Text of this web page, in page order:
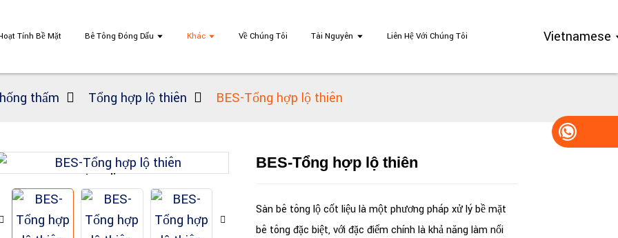
Tính Bề Mặt Bê Tông Đóng Dấu Khác Về Chúng Tôi Tài Nguyên Liên Hệ Với Chúng Tôi Vietnamese
thấm Tổng hợp lộ thiên BES-Tổng hợp lộ thiên
Loading...
Loading...
BES-Tổng hợp lộ thiên
Sàn bê tông lộ cốt liệu là một phương pháp xử lý bề mặt
bê tông đặc biệt, với đặc điểm chính là khả năng làm nổi